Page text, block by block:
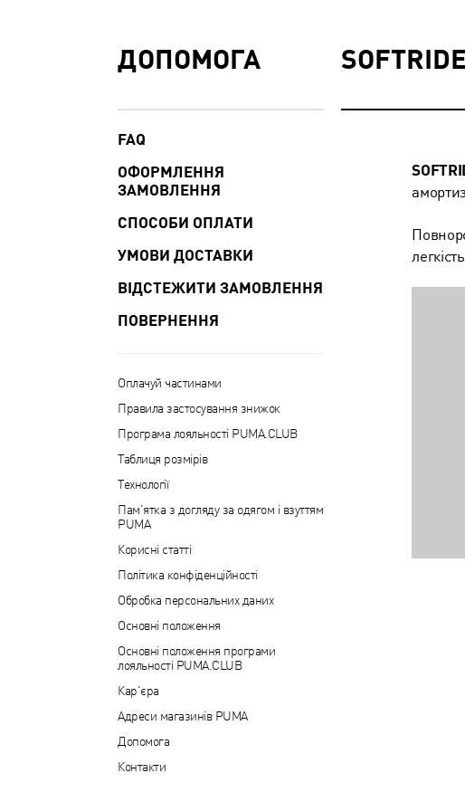
SOFTRIDE
ДОПОМОГА
FAQ
ОФОРМЛЕННЯ
ЗАМОВЛЕННЯ
СПОСОБИ ОПЛАТИ
УМОВИ ДОСТАВКИ
ВІДСТЕЖИТИ ЗАМОВЛЕННЯ
ПОВЕРНЕННЯ
Оплачуй частинами
Правила застосування знижок
Програма лояльності PUMA.CLUB
Таблиця розмірів
Технології
Пам'ятка з догляду за одягом і взуттям
PUMA
Корисні статті
Політика конфіденційності
Обробка персональних даних
Основні положення
Основні положення програми
лояльності PUMA.CLUB
Кар'єра
Адреси магазинів PUMA
Допомога
Контакти